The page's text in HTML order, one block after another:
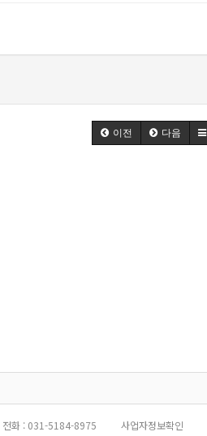
이전 다음
전화 : 031-5184-8975 사업자정보확인